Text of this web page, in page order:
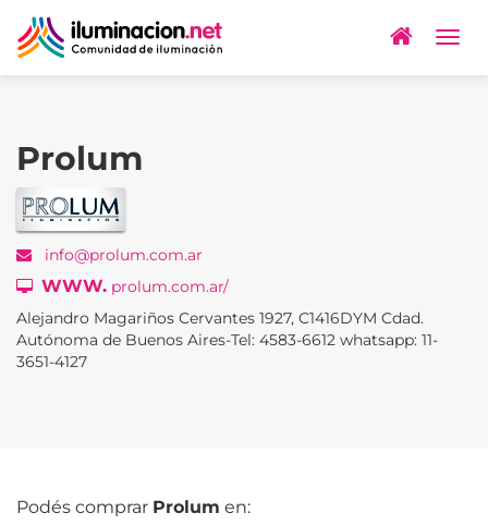
Prolum
info@prolum.com.ar
WWW. prolum.com.ar/
Alejandro Magariños Cervantes 1927, C1416DYM Cdad.
Autónoma de Buenos Aires-Tel: 4583-6612 whatsapp: 11-
3651-4127
Podés comprar Prolum en: